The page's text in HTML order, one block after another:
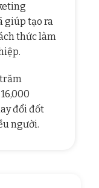
giúp tạo ra
thức làm
đổi đốt
người.